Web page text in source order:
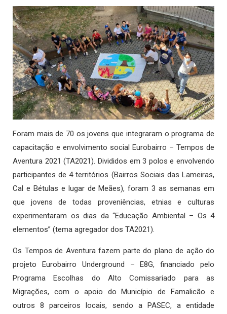
Foram mais de 70 os jovens que integraram o programa de
capacitação e envolvimento social Eurobairro – Tempos de
Aventura 2021 (TA2021). Divididos em 3 polos e envolvendo
participantes de 4 territórios (Bairros Sociais das Lameiras,
Cal e Bétulas e lugar de Meães), foram 3 as semanas em
que jovens de todas proveniências, etnias e culturas
experimentaram os dias da “Educação Ambiental – Os 4
elementos” (tema agregador dos TA2021).
Os Tempos de Aventura fazem parte do plano de ação do
projeto Eurobairro Underground – E8G, financiado pelo
Programa Escolhas do Alto Comissariado para as
Migrações, com o apoio do Município de Famalicão e
outros 8 parceiros locais, sendo a PASEC, a entidade